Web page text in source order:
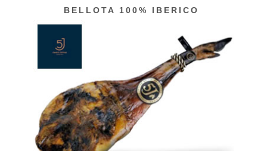
BELLOTA 100% IBERICO